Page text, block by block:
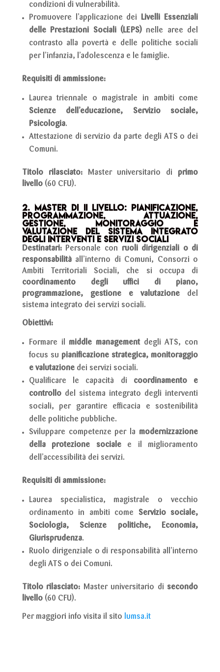
condizioni di vulnerabilità.
Promuovere l’applicazione dei
Livelli Essenziali
delle Prestazioni Sociali (LEPS) nelle aree del
contrasto alla povertà e delle politiche sociali
per l’infanzia, l’adolescenza e le famiglie.
Requisiti di ammissione:
Laurea triennale o magistrale in ambiti come
Scienze dell’educazione, Servizio sociale,
Psicologia.
Attestazione di servizio da parte degli ATS o dei
Comuni.
Titolo rilasciato:Master universitario di primo
livello(60 CFU).
2. Master di II livello: Pianificazione,
programmazione, attuazione,
gestione, monitoraggio e
valutazione del sistema integrato
degli interventi e servizi sociali
Destinatari:Personale con ruoli dirigenziali o di
responsabilitàall’interno di Comuni, Consorzi o
Ambiti Territoriali Sociali, che si occupa di
coordinamento degli uffici di piano,
programmazione, gestione e valutazione del
sistema integrato dei servizi sociali.
Obiettivi:
Formare il middle managementdegli ATS, con
focus su pianificazione strategica, monitoraggio
e valutazionedei servizi sociali.
Qualificare le capacità di coordinamento e
controllodel sistema integrato degli interventi
sociali, per garantire efficacia e sostenibilità
delle politiche pubbliche.
Sviluppare competenze per la modernizzazione
della protezione socialee il miglioramento
dell’accessibilità dei servizi.
Requisiti di ammissione:
Laurea specialistica, magistrale o vecchio
ordinamento in ambiti come Servizio sociale,
Sociologia, Scienze politiche, Economia,
Giurisprudenza.
Ruolo dirigenziale o di responsabilità all’interno
degli ATS o dei Comuni.
Titolo rilasciato: Master universitario di secondo
livello(60 CFU).
Per maggiori info visita il sito lumsa.it